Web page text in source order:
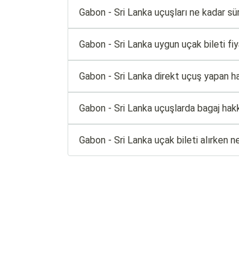
Gabon - Sri Lanka uçuşları ne kadar
Gabon - Sri Lanka uygun uçak bileti
Gabon - Sri Lanka direkt uçuş yapan
Gabon - Sri Lanka uçuşlarda bagaj
Gabon - Sri Lanka uçak bileti alırken